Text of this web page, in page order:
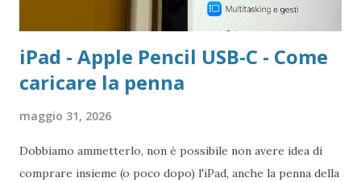
iPad - Apple Pencil USB-C - Come
caricare la penna
maggio 31, 2026
Dobbiamo ammetterlo, non è possibile non avere idea di
comprare insieme (o poco dopo) l'iPad, anche la penna della